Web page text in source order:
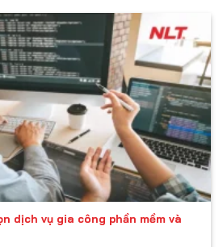
dịch vụ gia công phần mềm và